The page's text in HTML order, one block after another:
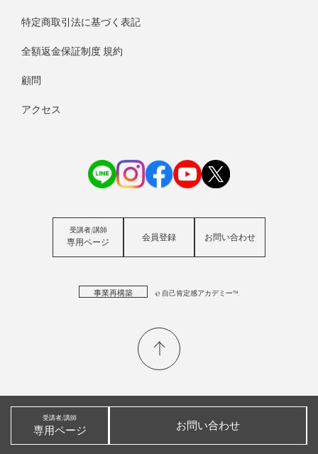
特定商取引法に基づく表記
全額返金保証制度 規約
顧問
アクセス
受講者/講師
専用ページ 会員登録 お問い合わせ
事業再構築 © 自己肯定感アカデミー™.
受講者/講師
専用ページ お問い合わせ